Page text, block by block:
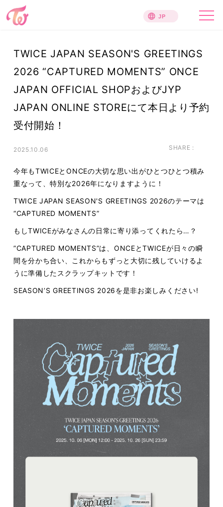
TWICE JAPAN SEASON'S GREETINGS
2026 “CAPTURED MOMENTS” ONCE
JAPAN OFFICIAL SHOPおよびJYP
JAPAN ONLINE STOREにて本日より予約
受付開始！
2025.10.06 SHARE :
今年もTWICEとONCEの大切な思い出がひとつひとつ積み
重なって、特別な2026年になりますように！
TWICE JAPAN SEASON'S GREETINGS 2026のテーマは
“CAPTURED MOMENTS”
もしTWICEがみなさんの日常に寄り添ってくれたら…？
”CAPTURED MOMENTS”は、ONCEとTWICEが日々の瞬
間を分かち合い、これからもずっと大切に残していけるよ
うに準備したスクラップキットです！
SEASON’S GREETINGS 2026を是非お楽しみください!